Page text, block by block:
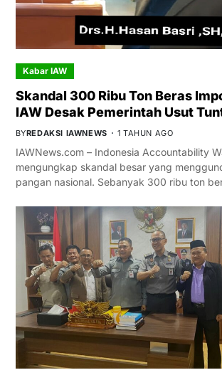
Kabar IAW
Skandal 300 Ribu Ton Beras
IAW Desak Pemerintah Usut
BYREDAKSI IAWNEWS 1 TAHUN AGO
IAWNews.com – Indonesia Accountability
mengungkap skandal besar yang
pangan nasional. Sebanyak 300 ribu ton